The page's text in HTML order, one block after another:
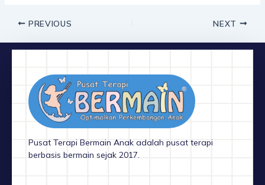
PREVIOUS NEXT
Pusat Terapi Bermain Anak adalah pusat terapi
berbasis bermain sejak 2017.